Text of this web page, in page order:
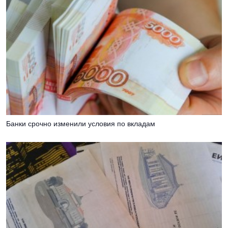
Банки срочно изменили условия по вкладам